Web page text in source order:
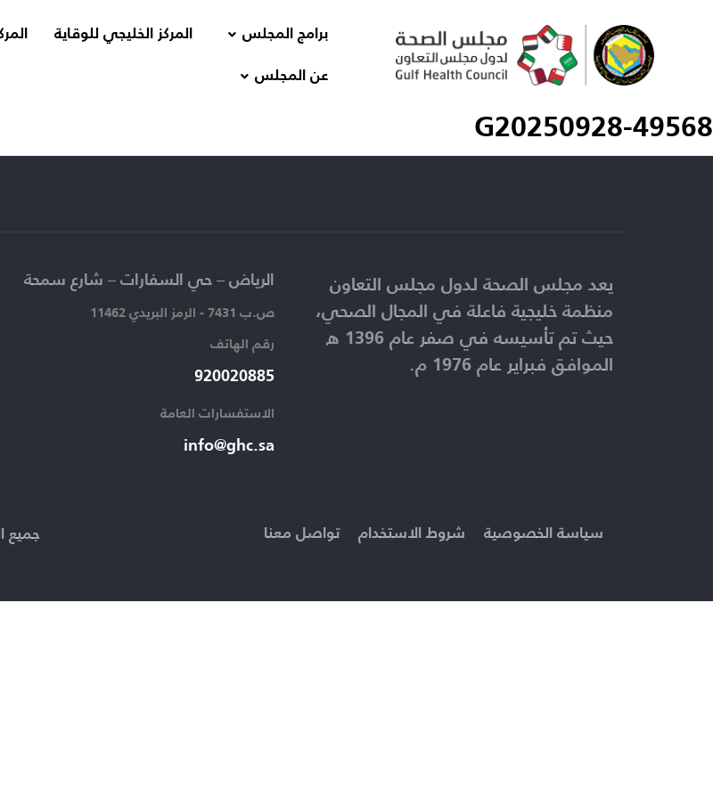
المركز الخليجي للوقاية برامج المجلس
عن المجلس
G20250928-49568
الرياض – حي السفارات – شارع سمحة​
ص.ب 7431 - الرمز البريدي 11462
رقم الهاتف​
920020885​
الاستفسارات العامة ​
info@ghc.sa​
يعد مجلس الصحة لدول مجلس التعاون
منظمة خليجية فاعلة في المجال الصحي،
حيث تم تأسيسه في صفر عام 1396 ه
الموافق فبراير عام 1976 م.
جميع تواصل معنا شروط الاستخدام سياسة الخصوصية